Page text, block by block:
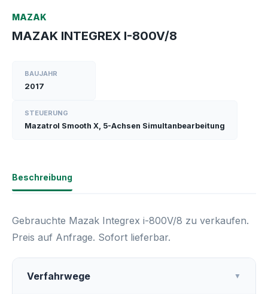
MAZAK
MAZAK INTEGREX I-800V/8
BAUJAHR
2017
STEUERUNG
Mazatrol Smooth X, 5-Achsen Simultanbearbeitung
Beschreibung
Gebrauchte Mazak Integrex i-800V/8 zu verkaufen.
Preis auf Anfrage. Sofort lieferbar.
Verfahrwege ▼